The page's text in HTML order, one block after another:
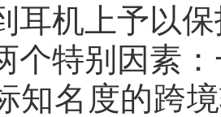
耳机上予以
个特别因素
知名度的跨